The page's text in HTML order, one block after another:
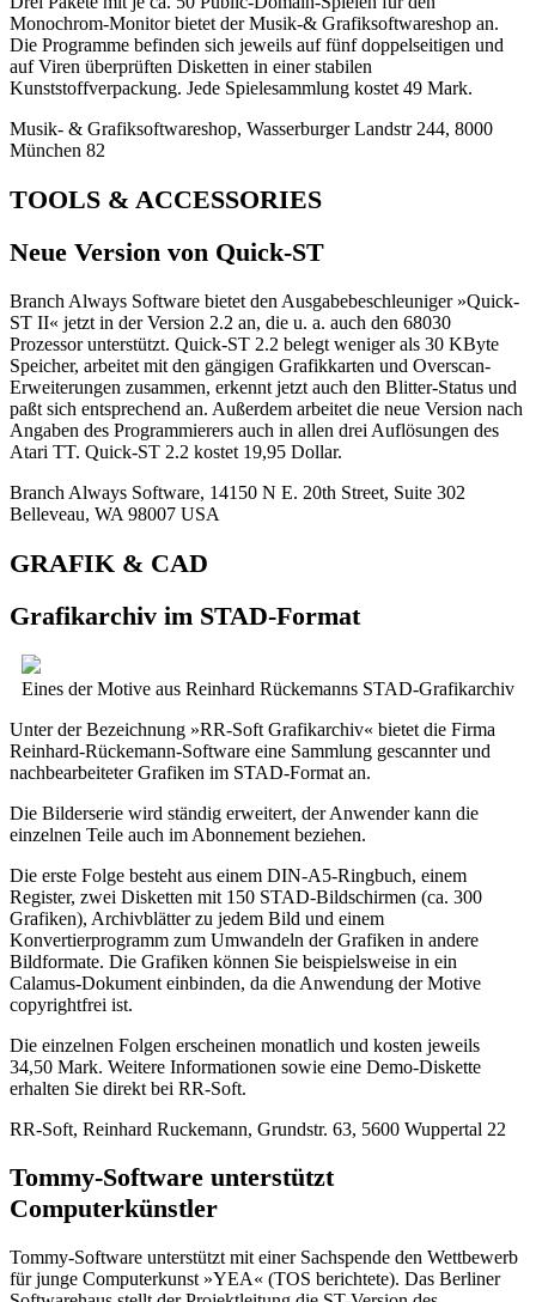
Monochrom-Monitor bietet der Musik-& Grafiksoftwareshop an.
Die Programme befinden sich jeweils auf fünf doppelseitigen und
auf Viren überprüften Disketten in einer stabilen
Kunststoffverpackung. Jede Spielesammlung kostet 49 Mark.
Musik- & Grafiksoftwareshop, Wasserburger Landstr 244, 8000
München 82
TOOLS & ACCESSORIES
Neue Version von Quick-ST
Branch Always Software bietet den Ausgabebeschleuniger »Quick-
ST II« jetzt in der Version 2.2 an, die u. a. auch den 68030
Prozessor unterstützt. Quick-ST 2.2 belegt weniger als 30 KByte
Speicher, arbeitet mit den gängigen Grafikkarten und Overscan-
Erweiterungen zusammen, erkennt jetzt auch den Blitter-Status und
paßt sich entsprechend an. Außerdem arbeitet die neue Version nach
Angaben des Programmierers auch in allen drei Auflösungen des
Atari TT. Quick-ST 2.2 kostet 19,95 Dollar.
Branch Always Software, 14150 N E. 20th Street, Suite 302
Belleveau, WA 98007 USA
GRAFIK & CAD
Grafikarchiv im STAD-Format
Eines der Motive aus Reinhard Rückemanns STAD-Grafikarchiv
Unter der Bezeichnung »RR-Soft Grafikarchiv« bietet die Firma
Reinhard-Rückemann-Software eine Sammlung gescannter und
nachbearbeiteter Grafiken im STAD-Format an.
Die Bilderserie wird ständig erweitert, der Anwender kann die
einzelnen Teile auch im Abonnement beziehen.
Die erste Folge besteht aus einem DIN-A5-Ringbuch, einem
Register, zwei Disketten mit 150 STAD-Bildschirmen (ca. 300
Grafiken), Archivblätter zu jedem Bild und einem
Konvertierprogramm zum Umwandeln der Grafiken in andere
Bildformate. Die Grafiken können Sie beispielsweise in ein
Calamus-Dokument einbinden, da die Anwendung der Motive
copyrightfrei ist.
Die einzelnen Folgen erscheinen monatlich und kosten jeweils
34,50 Mark. Weitere Informationen sowie eine Demo-Diskette
erhalten Sie direkt bei RR-Soft.
RR-Soft, Reinhard Ruckemann, Grundstr. 63, 5600 Wuppertal 22
Tommy-Software unterstützt
Computerkünstler
Tommy-Software unterstützt mit einer Sachspende den Wettbewerb
für junge Computerkunst »YEA« (TOS berichtete). Das Berliner